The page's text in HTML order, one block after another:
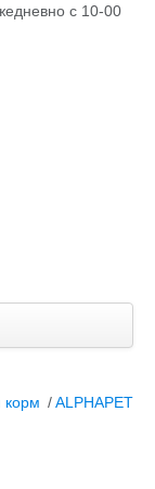
с 10-00
корм /ALPHAPET